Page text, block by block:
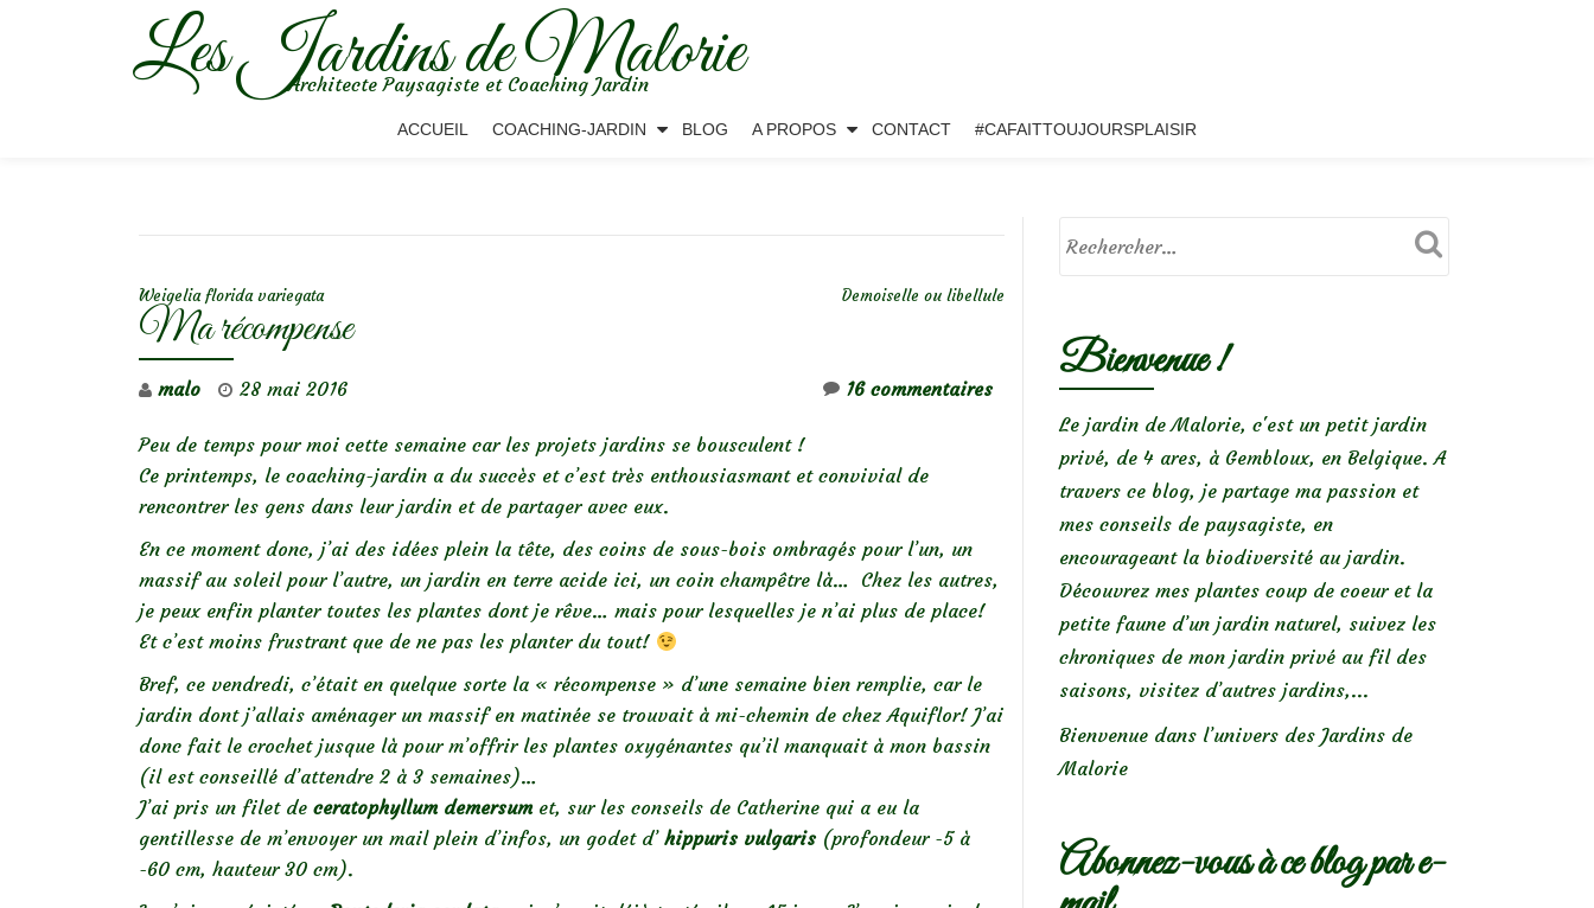
Les Jardins de Malorie
Architecte Paysagiste et Coaching Jardin
ACCUEIL COACHING-JARDIN BLOG A PROPOS CONTACT #CAFAITTOUJOURSPLAISIR
Weigelia florida variegata Demoiselle ou libellule
Ma récompense
malo 28 mai 2016 16 commentaires
Peu de temps pour moi cette semaine car les projets jardins se bousculent !
Ce printemps, le coaching-jardin a du succès et c’est très enthousiasmant et convivial de
rencontrer les gens dans leur jardin et de partager avec eux.
En ce moment donc, j’ai des idées plein la tête, des coins de sous-bois ombragés pour l’un, un
massif au soleil pour l’autre, un jardin en terre acide ici, un coin champêtre là… Chez les autres,
je peux enfin planter toutes les plantes dont je rêve… mais pour lesquelles je n’ai plus de place!
Et c’est moins frustrant que de ne pas les planter du tout!
Bref, ce vendredi, c’était en quelque sorte la « récompense » d’une semaine bien remplie, car le
jardin dont j’allais aménager un massif en matinée se trouvait à mi-chemin de chez Aquiflor! J’ai
donc fait le crochet jusque là pour m’offrir les plantes oxygénantes qu’il manquait à mon bassin
(il est conseillé d’attendre 2 à 3 semaines)…
J’ai pris un filet de ceratophyllum demersumet, sur les conseils de Catherine qui a eu la
gentillesse de m’envoyer un mail plein d’infos, un godet d’ hippuris vulgaris (profondeur -5 à
-60 cm, hauteur 30 cm).
Bienvenue !
Le jardin de Malorie, c'est un petit jardin
privé, de 4 ares, à Gembloux, en Belgique. A
travers ce blog, je partage ma passion et
mes conseils de paysagiste, en
encourageant la biodiversité au jardin.
Découvrez mes plantes coup de coeur et la
petite faune d’un jardin naturel, suivez les
chroniques de mon jardin privé au fil des
saisons, visitez d’autres jardins,...
Bienvenue dans l’univers des Jardins de
Malorie
Abonnez-vous à ce blog par e-